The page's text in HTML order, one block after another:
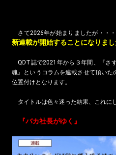
さて2026年が始まりましたが・・・
新連載が開始することになりまし
QDT誌で2021年から３年間、『さ
魂』というコラムを連載させて頂いた
位置付けとなります。
タイトルは色々迷った結果、これに
『バカ社長がゆく』